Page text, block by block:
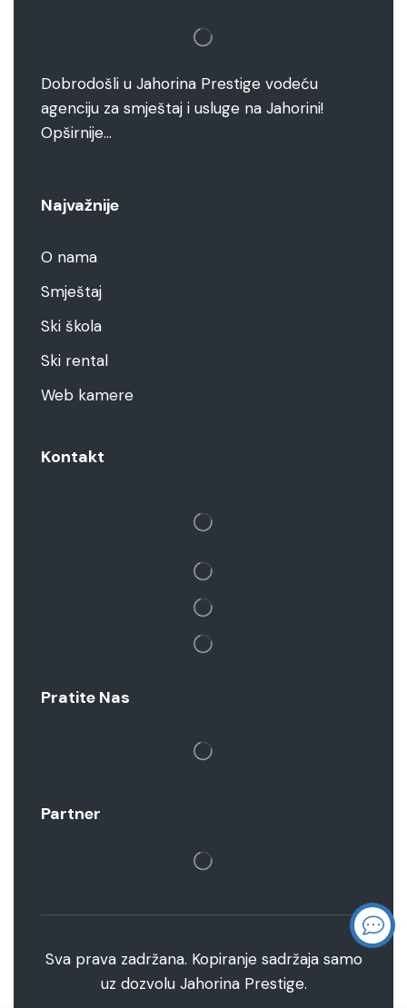
Dobrodošli u Jahorina Prestige vodeću
agenciju za smještaj i usluge na Jahorini!
Opširnije…
Najvažnije
O nama
Smještaj
Ski škola
Ski rental
Web kamere
Kontakt
Pratite Nas
Partner
Sva prava zadržana. Kopiranje sadržaja samo
uz dozvolu Jahorina Prestige.